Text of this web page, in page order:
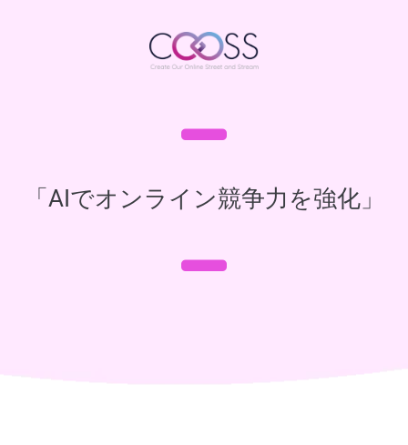
「AIでオンライン競争力を強化」